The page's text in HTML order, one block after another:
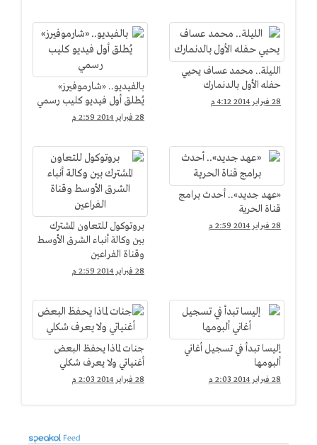
الليلة.. محمد عساف يحيي
حفله الأول بالدنمارك
28 فبراير 2014 4:12 م
بالفيديو.. «شارموفيرز»
يُطلق أول فيديو كليب رسمي
28 فبراير 2014 2:59 م
«عهد جديد».. أحدث برامج
قناة الحرية
28 فبراير 2014 2:59 م
بروتوكول للتعاون المشترك
بين وكالة أنباء الشرق الأوسط
وقناة الفراعين
28 فبراير 2014 2:59 م
إليسا تبدأ في تسجيل أغاني
ألبومها
28 فبراير 2014 2:03 م
جنات لماذا يحفظ البعض
أغنياتي ولا يعرف شكلي
28 فبراير 2014 2:03 م